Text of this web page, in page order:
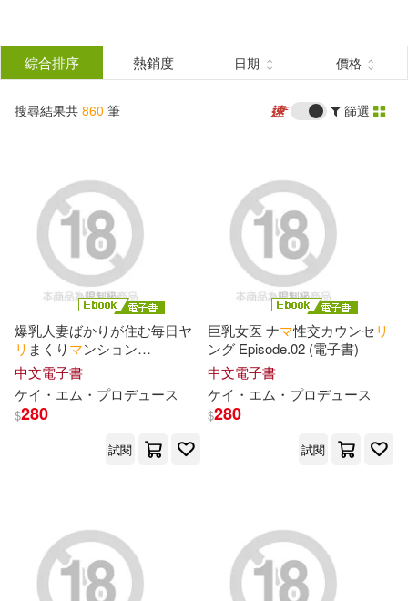
結
分類 (單選)
所有商品(860) 圖書(67)
影音(64)
餐廚生活(1)
作者 (可複選)
ケイ・エム・プロデュース(152)
マーキュリー(30)
MAXING(28) 服部未定(25)
ホットエンターテイメント(19)
展開
出版社 (可複選)
MTEX(155) TMEplus(115)
綜合排序 熱銷度 日期 價格
搜尋結果共 860 筆 篩選
爆乳人妻ばかりが住む毎日ヤ
リ まくりマンション
Episode.03 (電子書)
中文電子書
ケイ ・エム・プロデュ ース
$280
試閱
巨乳女医 ナマ性交カウンセリ
ング Episode.02 (電子書)
中文電子書
ケイ ・エム・プロデュ ース
$280
試閱